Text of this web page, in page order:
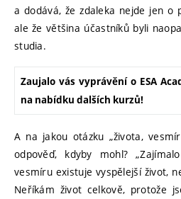
a dodává, že zdaleka nejde jen o
ale že většina účastníků byli
studia.
Zaujalo vás vyprávění o ESA
na nabídku dalších kurzů!
A na jakou otázku „života,
odpověď, kdyby mohl?
vesmíru existuje vyspělejší život,
Neříkám život celkově, protože